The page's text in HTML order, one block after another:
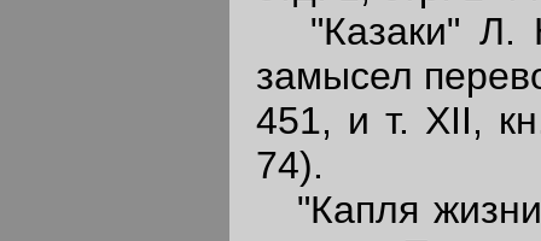
"Казаки" Л.
замысел
451, и т. XII,
74).
"Капля